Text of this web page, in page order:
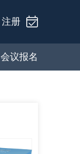
注册
会议报名